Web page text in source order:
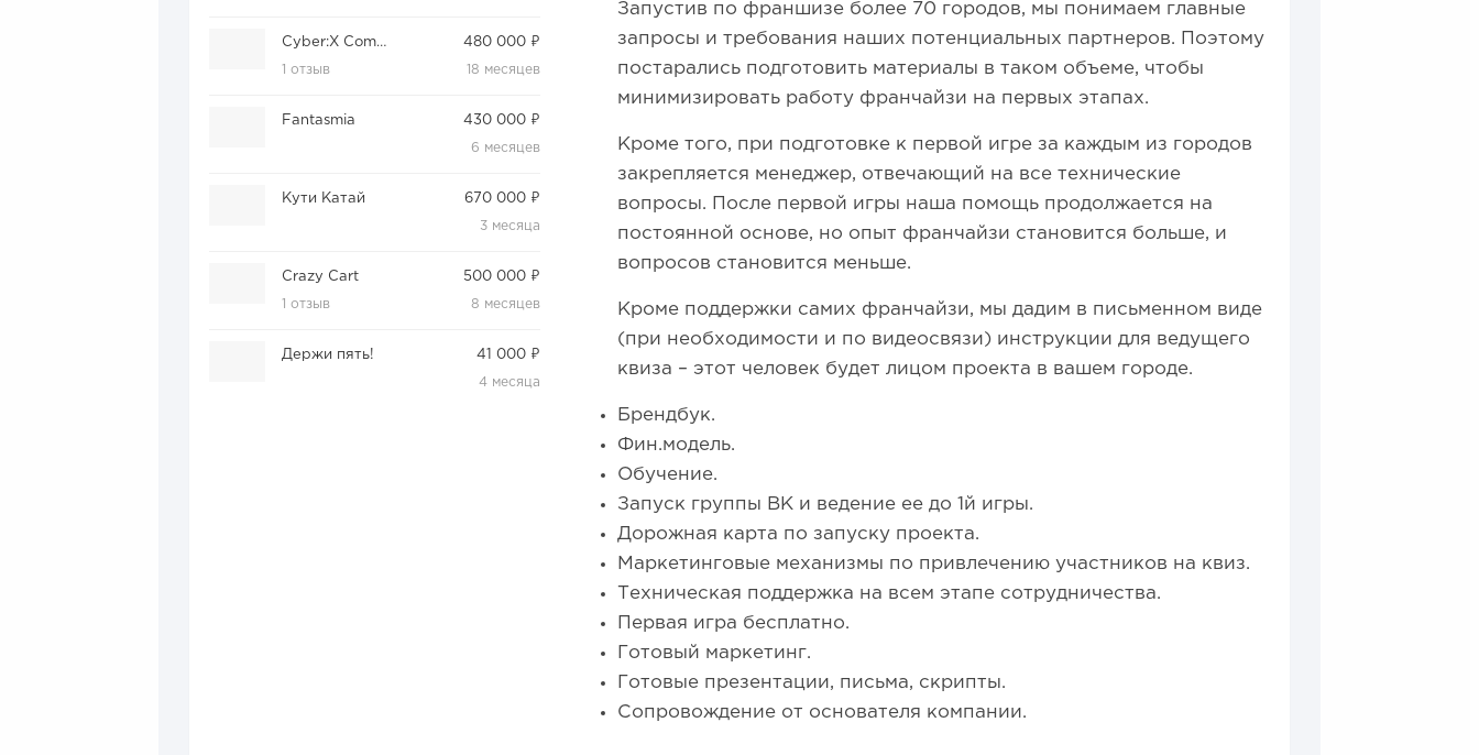
Cyber:X Community
1 отзыв
480 000 ₽
18 месяцев
Fantasmia 430 000 ₽
6 месяцев
Кути Катай 670 000 ₽
3 месяца
Crazy Cart
1 отзыв
500 000 ₽
8 месяцев
Держи пять! 41 000 ₽
4 месяца
Запустив по франшизе более 70 городов, мы понимаем главные
запросы и требования наших потенциальных партнеров. Поэтому
постарались подготовить материалы в таком объеме, чтобы
минимизировать работу франчайзи на первых этапах.
Кроме того, при подготовке к первой игре за каждым из городов
закрепляется менеджер, отвечающий на все технические
вопросы. После первой игры наша помощь продолжается на
постоянной основе, но опыт франчайзи становится больше, и
вопросов становится меньше.
Кроме поддержки самих франчайзи, мы дадим в письменном виде
(при необходимости и по видеосвязи) инструкции для ведущего
квиза – этот человек будет лицом проекта в вашем городе.
Брендбук.
Фин.модель.
Обучение.
Запуск группы ВК и ведение ее до 1й игры.
Дорожная карта по запуску проекта.
Маркетинговые механизмы по привлечению участников на квиз.
Техническая поддержка на всем этапе сотрудничества.
Первая игра бесплатно.
Готовый маркетинг.
Готовые презентации, письма, скрипты.
Сопровождение от основателя компании.